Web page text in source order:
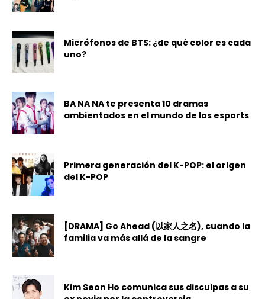
Micrófonos de BTS: ¿de qué color es cada
uno?
BA NA NA te presenta 10 dramas
ambientados en el mundo de los esports
Primera generación del K-POP: el origen
del K-POP
[DRAMA] Go Ahead (以家人之名), cuando la
familia va más allá de la sangre
Kim Seon Ho comunica sus disculpas a su